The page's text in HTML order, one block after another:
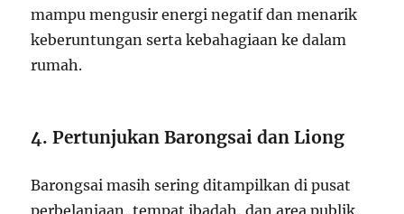
mampu mengusir energi negatif dan menarik
keberuntungan serta kebahagiaan ke dalam
rumah.
4. Pertunjukan Barongsai dan Liong
Barongsai masih sering ditampilkan di pusat